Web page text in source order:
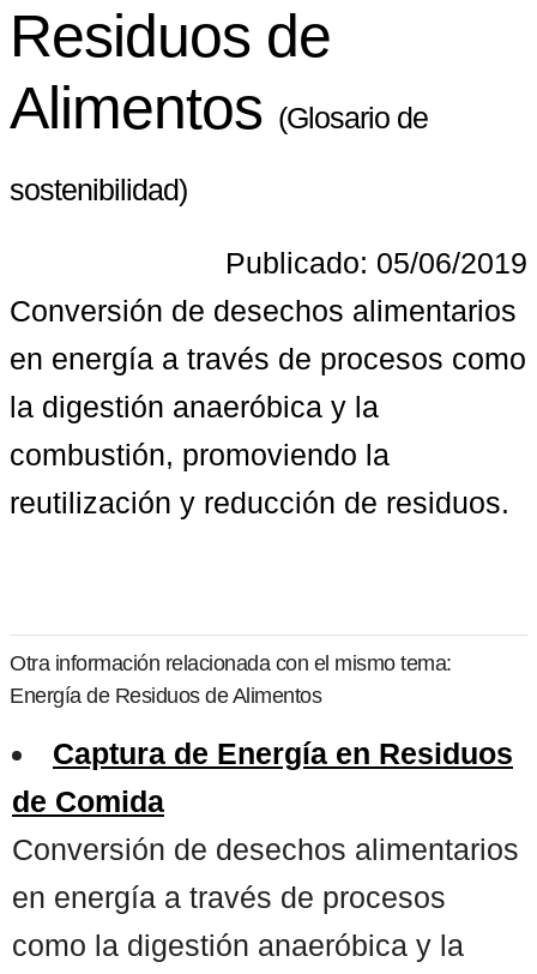
Residuos de
Alimentos (Glosario de
sostenibilidad)
Publicado: 05/06/2019
Conversión de desechos alimentarios
en energía a través de procesos como
la digestión anaeróbica y la
combustión, promoviendo la
reutilización y reducción de residuos.
Otra información relacionada con el mismo tema:
Energía de Residuos de Alimentos
Captura de Energía en Residuos
de Comida
Conversión de desechos alimentarios
en energía a través de procesos
como la digestión anaeróbica y la